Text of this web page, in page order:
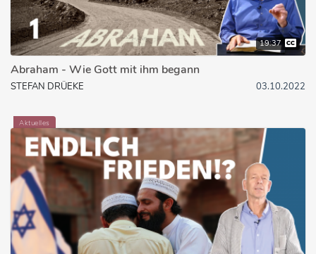
19:37
Abraham - Wie Gott mit ihm begann
STEFAN DRÜEKE 03.10.2022
Aktuelles